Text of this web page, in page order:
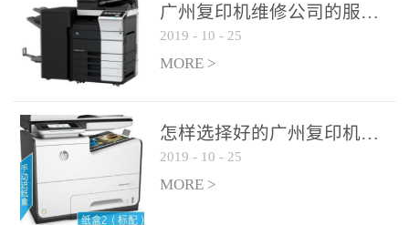
广州复印机维修公司的服务如何?
2019 - 10 - 25
MORE >
怎样选择好的广州复印机维修公司?
2019 - 10 - 25
MORE >